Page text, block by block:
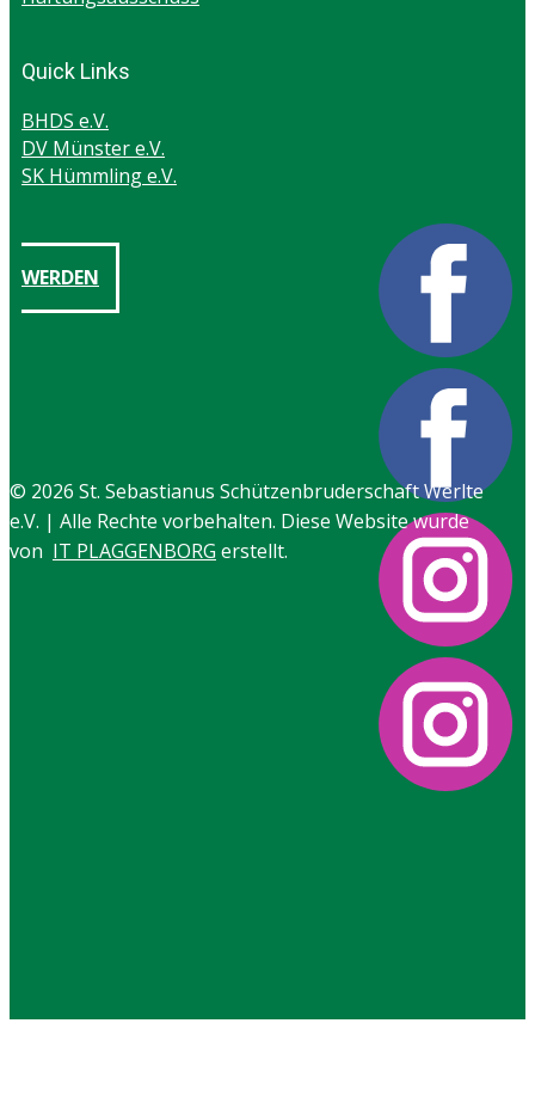
Quick Links
BHDS e.V.
DV Münster e.V.
SK Hümmling e.V.
WERDEN
© 2026 ​St. Sebastianus Schützenbruderschaft Werlte
e.V. | Alle Rechte vorbehalten. Di​ese Website wurde
von IT PLAGGENBORG erstellt.